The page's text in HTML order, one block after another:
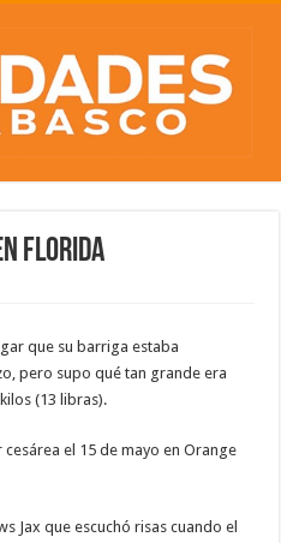
Florida
que su barriga estaba
pero supo qué tan grande era
(13 libras).
el 15 de mayo en Orange
Jax que escuchó risas cuando el